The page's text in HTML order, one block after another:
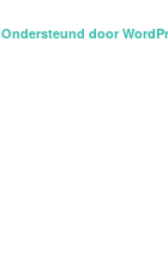
Ondersteund door